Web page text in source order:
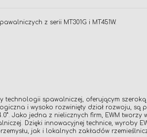
z serii MT301G i MT451W.
technologii spawalniczej, oferującym
i wysoko rozwinięty dział rozwoju, są
Jako jedna z nielicznych firm, EWM tworzy
Dzięki innowacyjnej technice, wyroby
jak i lokalnych zakładów